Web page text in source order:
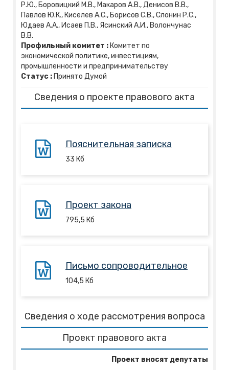
Р.Ю., Боровицкий М.В., Макаров А.В., Денисов В.В.,
Павлов Ю.К., Киселев А.С., Борисов С.В., Слонин Р.С.,
Юдаев А.А., Исаев П.В., Ясинский А.И., Волончунас
В.В.
Профильный комитет : Комитет по
экономической политике, инвестициям,
промышленности и предпринимательству
Статус : Принято Думой
Сведения о проекте правового акта
Пояснительная записка
33 Кб
Проект закона
795,5 Кб
Письмо сопроводительное
104,5 Кб
Сведения о ходе рассмотрения вопроса
Проект правового акта
Проект вносят депутаты